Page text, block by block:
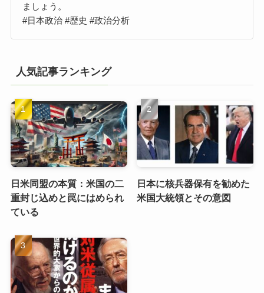
ましょう。
#日本政治 #歴史 #政治分析
人気記事ランキング
日米同盟の本質：米国の二
重封じ込めと罠にはめられ
ている
日本に核兵器保有を勧めた
米国大統領とその意図